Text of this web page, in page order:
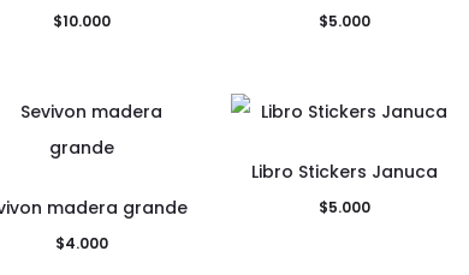
$10.000 $5.000
madera grande
$4.000
Libro Stickers Januca
$5.000